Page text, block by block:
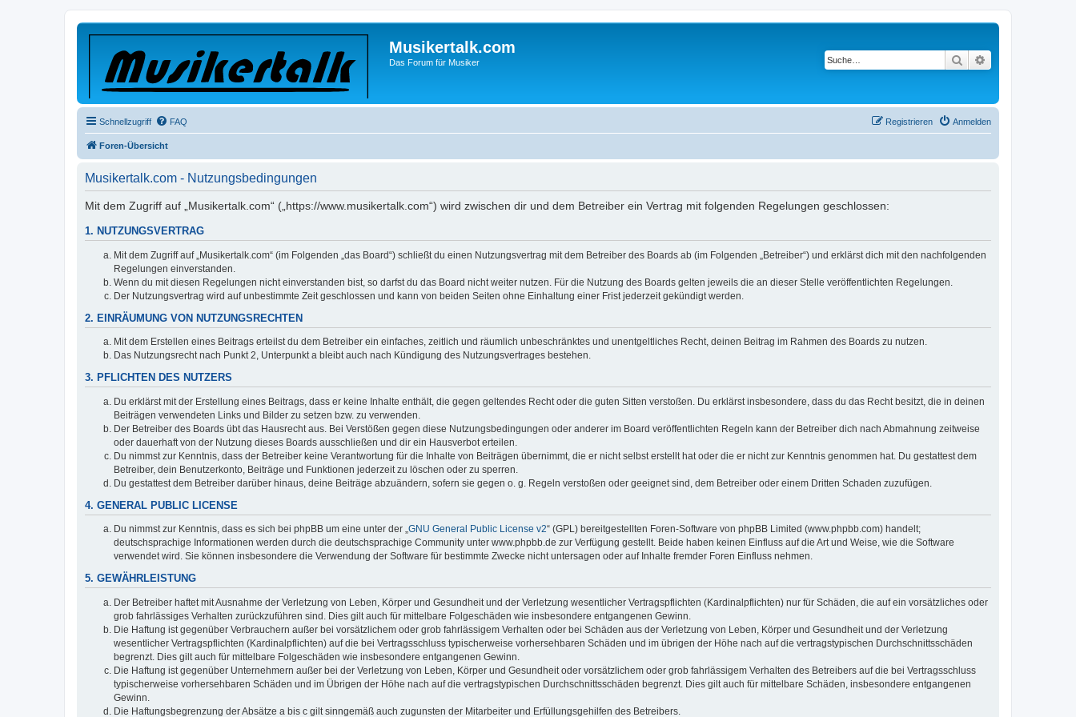
Musikertalk.com
Das Forum für Musiker Suche
Schnellzugriff FAQ Anmelden
Registrieren
Foren-Übersicht
Musikertalk.com - Nutzungsbedingungen
Mit dem Zugriff auf „Musikertalk.com“ („https://www.musikertalk.com“) wird zwischen dir und dem Betreiber ein Vertrag mit folgenden Regelungen geschlossen:
1. NUTZUNGSVERTRAG
Mit dem Zugriff auf „Musikertalk.com“ (im Folgenden „das Board“) schließt du einen Nutzungsvertrag mit dem Betreiber des Boards ab (im Folgenden „Betreiber“) und erklärst dich mit den nachfolgenden
Regelungen einverstanden.
Wenn du mit diesen Regelungen nicht einverstanden bist, so darfst du das Board nicht weiter nutzen. Für die Nutzung des Boards gelten jeweils die an dieser Stelle veröffentlichten Regelungen.
Der Nutzungsvertrag wird auf unbestimmte Zeit geschlossen und kann von beiden Seiten ohne Einhaltung einer Frist jederzeit gekündigt werden.
2. EINRÄUMUNG VON NUTZUNGSRECHTEN
Mit dem Erstellen eines Beitrags erteilst du dem Betreiber ein einfaches, zeitlich und räumlich unbeschränktes und unentgeltliches Recht, deinen Beitrag im Rahmen des Boards zu nutzen.
Das Nutzungsrecht nach Punkt 2, Unterpunkt a bleibt auch nach Kündigung des Nutzungsvertrages bestehen.
3. PFLICHTEN DES NUTZERS
Du erklärst mit der Erstellung eines Beitrags, dass er keine Inhalte enthält, die gegen geltendes Recht oder die guten Sitten verstoßen. Du erklärst insbesondere, dass du das Recht besitzt, die in deinen
Beiträgen verwendeten Links und Bilder zu setzen bzw. zu verwenden.
Der Betreiber des Boards übt das Hausrecht aus. Bei Verstößen gegen diese Nutzungsbedingungen oder anderer im Board veröffentlichten Regeln kann der Betreiber dich nach Abmahnung zeitweise
oder dauerhaft von der Nutzung dieses Boards ausschließen und dir ein Hausverbot erteilen.
Du nimmst zur Kenntnis, dass der Betreiber keine Verantwortung für die Inhalte von Beiträgen übernimmt, die er nicht selbst erstellt hat oder die er nicht zur Kenntnis genommen hat. Du gestattest dem
Betreiber, dein Benutzerkonto, Beiträge und Funktionen jederzeit zu löschen oder zu sperren.
Du gestattest dem Betreiber darüber hinaus, deine Beiträge abzuändern, sofern sie gegen o. g. Regeln verstoßen oder geeignet sind, dem Betreiber oder einem Dritten Schaden zuzufügen.
4. GENERAL PUBLIC LICENSE
Du nimmst zur Kenntnis, dass es sich bei phpBB um eine unter der „GNU General Public License v2“ (GPL) bereitgestellten Foren-Software von phpBB Limited (www.phpbb.com) handelt;
deutschsprachige Informationen werden durch die deutschsprachige Community unter www.phpbb.de zur Verfügung gestellt. Beide haben keinen Einfluss auf die Art und Weise, wie die Software
verwendet wird. Sie können insbesondere die Verwendung der Software für bestimmte Zwecke nicht untersagen oder auf Inhalte fremder Foren Einfluss nehmen.
5. GEWÄHRLEISTUNG
Der Betreiber haftet mit Ausnahme der Verletzung von Leben, Körper und Gesundheit und der Verletzung wesentlicher Vertragspflichten (Kardinalpflichten) nur für Schäden, die auf ein vorsätzliches oder
grob fahrlässiges Verhalten zurückzuführen sind. Dies gilt auch für mittelbare Folgeschäden wie insbesondere entgangenen Gewinn.
Die Haftung ist gegenüber Verbrauchern außer bei vorsätzlichem oder grob fahrlässigem Verhalten oder bei Schäden aus der Verletzung von Leben, Körper und Gesundheit und der Verletzung
wesentlicher Vertragspflichten (Kardinalpflichten) auf die bei Vertragsschluss typischerweise vorhersehbaren Schäden und im übrigen der Höhe nach auf die vertragstypischen Durchschnittsschäden
begrenzt. Dies gilt auch für mittelbare Folgeschäden wie insbesondere entgangenen Gewinn.
Die Haftung ist gegenüber Unternehmern außer bei der Verletzung von Leben, Körper und Gesundheit oder vorsätzlichem oder grob fahrlässigem Verhalten des Betreibers auf die bei Vertragsschluss
typischerweise vorhersehbaren Schäden und im Übrigen der Höhe nach auf die vertragstypischen Durchschnittsschäden begrenzt. Dies gilt auch für mittelbare Schäden, insbesondere entgangenen
Gewinn.
Die Haftungsbegrenzung der Absätze a bis c gilt sinngemäß auch zugunsten der Mitarbeiter und Erfüllungsgehilfen des Betreibers.